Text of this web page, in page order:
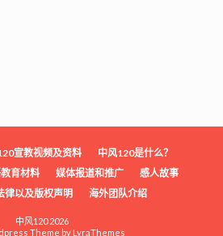
宣教视频及资料
中风120是什么？
育材料 媒体报道和推广
感人故事
律以及版权声明 海外团队介绍
中风120 2026
Theme by LyraThemes